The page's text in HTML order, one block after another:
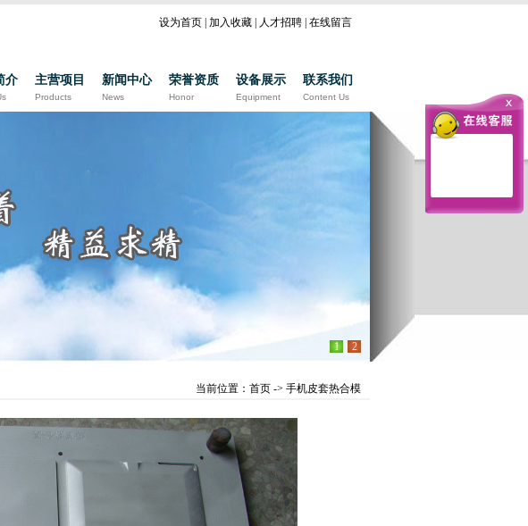
设为首页 加入收藏 人才招聘 在线留言
介 主营项目
Products
新闻中心
News
荣誉资质
Honor
设备展示
Equipment
联系我们
Content Us
1 2
当前位置： 首页 -> 手机皮套热合模